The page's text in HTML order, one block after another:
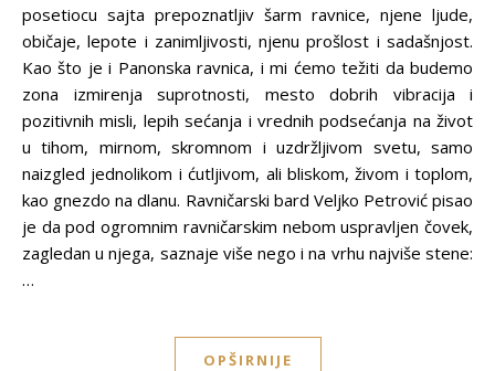
posetiocu sajta prepoznatljiv šarm ravnice, njene ljude,
običaje, lepote i zanimljivosti, njenu prošlost i sadašnjost.
Kao što je i Panonska ravnica, i mi ćemo težiti da budemo
zona izmirenja suprotnosti, mesto dobrih vibracija i
pozitivnih misli, lepih sećanja i vrednih podsećanja na život
u tihom, mirnom, skromnom i uzdržljivom svetu, samo
naizgled jednolikom i ćutljivom, ali bliskom, živom i toplom,
kao gnezdo na dlanu. Ravničarski bard Veljko Petrović pisao
je da pod ogromnim ravničarskim nebom uspravljen čovek,
zagledan u njega, saznaje više nego i na vrhu najviše stene:
…
OPŠIRNIJE